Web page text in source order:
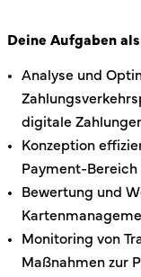
Deine Aufgaben
Analyse und
digitale
Konzeption
Payment-Bereich
Bewertung und
Monitoring von
Maßnahmen zur